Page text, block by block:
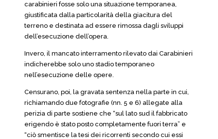
carabinieri fosse solo una situazione temporanea,
giustificata dalla particolarità della giacitura del
terreno e destinata ad essere rimossa dagli sviluppi
dell’esecuzione dell’opera.
Invero, il mancato interramento rilevato dai Carabinieri
indicherebbe solo uno stadio temporaneo
nell’esecuzione delle opere.
Censurano, poi, la gravata sentenza nella parte in cui,
richiamando due fotografie (nn. 5 e 6) allegate alla
perizia di parte sostiene che “sul lato sud il fabbricato
erigendo è stato posto completamente fuori terra” e
“ciò smentisce la tesi dei ricorrenti secondo cui essi